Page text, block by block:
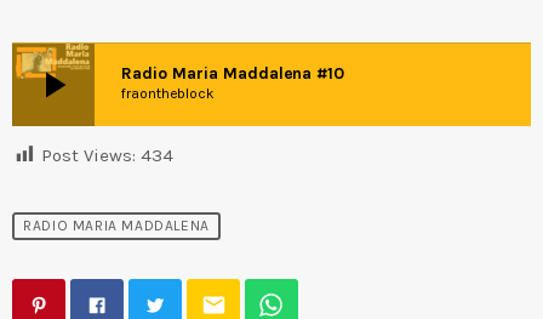
play_arrow Radio Maria Maddalena #10
fraontheblock
Post Views: 434
RADIO MARIA MADDALENA
email